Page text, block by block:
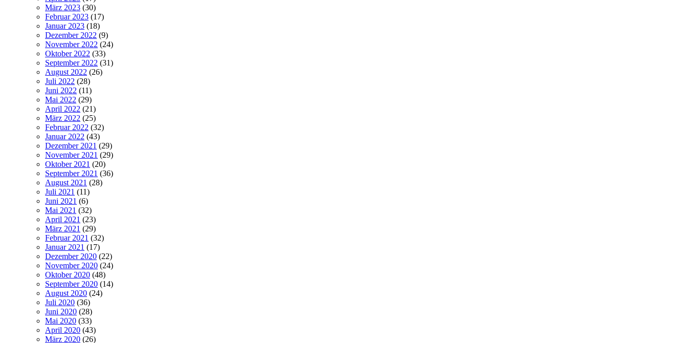
März 2023 (30)
Februar 2023 (17)
Januar 2023 (18)
Dezember 2022 (9)
November 2022 (24)
Oktober 2022 (33)
September 2022 (31)
August 2022 (26)
Juli 2022 (28)
Juni 2022 (11)
Mai 2022 (29)
April 2022 (21)
März 2022 (25)
Februar 2022 (32)
Januar 2022 (43)
Dezember 2021 (29)
November 2021 (29)
Oktober 2021 (20)
September 2021 (36)
August 2021 (28)
Juli 2021 (11)
Juni 2021 (6)
Mai 2021 (32)
April 2021 (23)
März 2021 (29)
Februar 2021 (32)
Januar 2021 (17)
Dezember 2020 (22)
November 2020 (24)
Oktober 2020 (48)
September 2020 (14)
August 2020 (24)
Juli 2020 (36)
Juni 2020 (28)
Mai 2020 (33)
April 2020 (43)
März 2020 (26)